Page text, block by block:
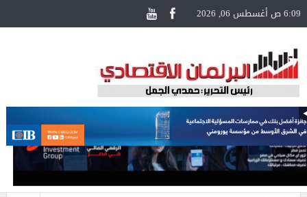
6:09 ص أغسطس 06, 2026